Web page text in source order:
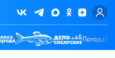
Погода